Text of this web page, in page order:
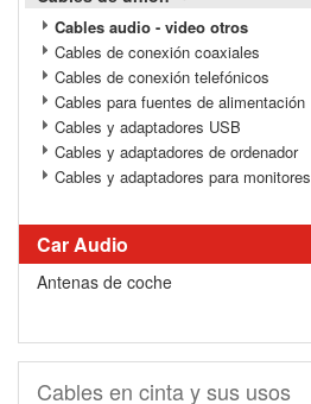
Cables audio - video otros
Cables de conexión coaxiales
Cables de conexión telefónicos
Cables para fuentes de alimentación
Cables y adaptadores USB
Cables y adaptadores de ordenador
Cables y adaptadores para monitores
Car Audio
Antenas de coche
Cables en cinta y sus usos